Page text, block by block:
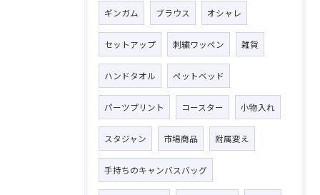
ギンガム ブラウス オシャレ
セットアップ 刺繍ワッペン 雑貨
ハンドタオル ペットベッド
パーツプリント コースター 小物入れ
スタジャン 市場商品 附属変え
手持ちのキャンバスバッグ